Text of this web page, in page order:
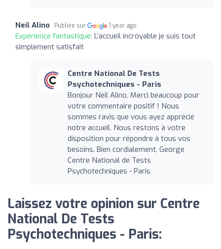
Neil Alino Publiée sur 1 year ago
Expérience fantastique: L’accueil incroyable je suis tout
simplement satisfait
Centre National De Tests
Psychotechniques - Paris
Bonjour Neil Alino, Merci beaucoup pour
votre commentaire positif ! Nous
sommes ravis que vous ayez apprécié
notre accueil. Nous restons à votre
disposition pour répondre à tous vos
besoins. Bien cordialement, George
Centre National de Tests
Psychotechniques - Paris
Laissez votre opinion sur Centre
National De Tests
Psychotechniques - Paris: